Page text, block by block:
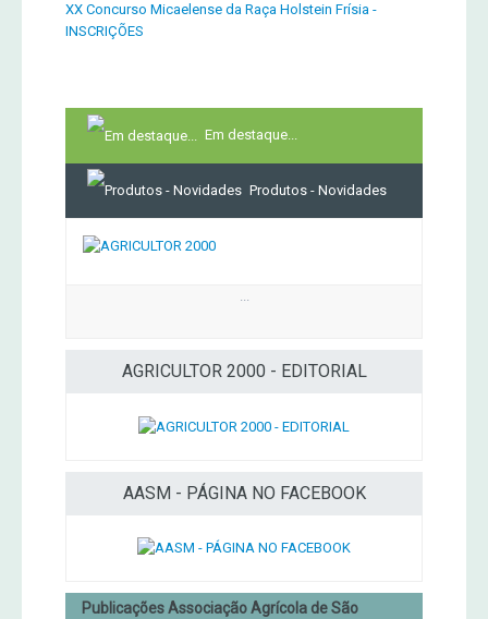
XX Concurso Micaelense da Raça Holstein Frísia -
INSCRIÇÕES
Em destaque...
Produtos - Novidades
...
AGRICULTOR 2000 - EDITORIAL
AASM - PÁGINA NO FACEBOOK
Publicações Associação Agrícola de São